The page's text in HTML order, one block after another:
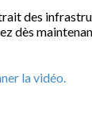
des
dès
la vidéo.